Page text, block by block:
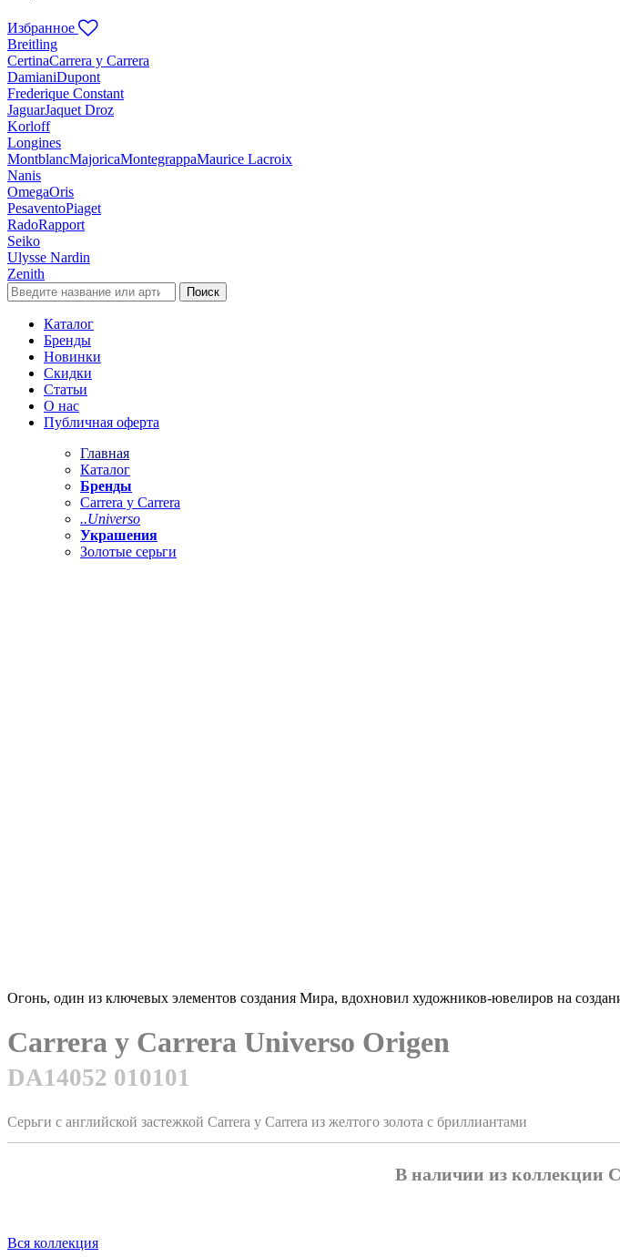
Избранное
Breitling
CertinaCarrera y Carrera
DamianiDupont
Frederique Constant
JaguarJaquet Droz
Korloff
Longines
MontblancMajoricaMontegrappaMaurice Lacroix
Nanis
OmegaOris
PesaventoPiaget
RadoRapport
Seiko
Ulysse Nardin
Zenith
Поиск
Каталог
Бренды
Новинки
Скидки
Статьи
О нас
Публичная оферта
Главная
Каталог
Бренды
Carrera y Carrera
..Universo
Украшения
Золотые серьги
Огонь, один из ключевых элементов создания Мира, вдохновил художников-ювелиров на
Carrera y Carrera Universo Origen
DA14052 010101
Серьги с английской застежкой Carrera y Carrera из желтого золота с бриллиантами
В наличии из коллекции
Вся коллекция